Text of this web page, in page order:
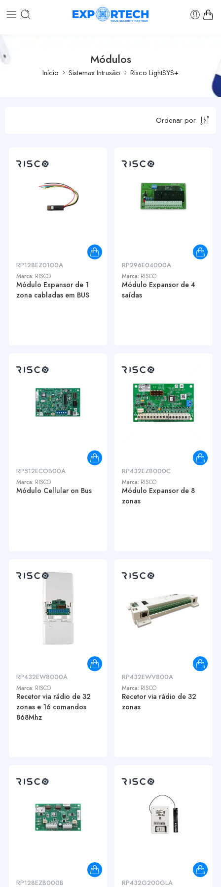
Módulos
Início Sistemas Intrusão Risco LightSYS+
Ordenar por
RP128EZ0100A
Marca: RISCO
Módulo Expansor de 1
zona cabladas em BUS
RP296E04000A
Marca: RISCO
Módulo Expansor de 4
saídas
RP512ECOB00A
Marca: RISCO
Módulo Cellular on Bus
RP432EZ8000C
Marca: RISCO
Módulo Expansor de 8
zonas
RP432EW8000A
Marca: RISCO
Recetor via rádio de 32
zonas e 16 comandos
868Mhz
RP432EWV800A
Marca: RISCO
Recetor via rádio de 32
zonas
RP128EZB000B RP432G200GLA